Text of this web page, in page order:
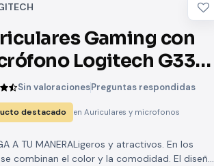
Gaming con
Logitech G335/
3.5/ Negros
Sin valoracionesPreguntas respondidas
destacado en Auriculares y microfonos
A TU MANERALigeros y atractivos. En los
combinan el color y la comodidad. El diseño